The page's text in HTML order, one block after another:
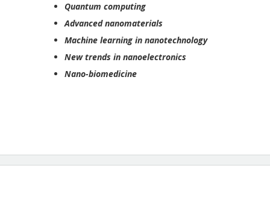
Quantum computing
Advanced nanomaterials
Machine learning in nanotechnology
New trends in nanoelectronics
Nano-biomedicine